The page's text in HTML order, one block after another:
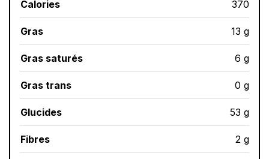
Calories 370
Gras 13 g
Gras saturés 6 g
Gras trans 0 g
Glucides 53 g
Fibres 2 g